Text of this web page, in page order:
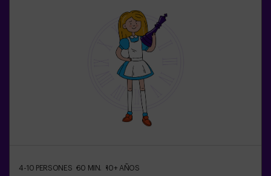
4-10 PERSONES 60 MIN. 10+ AÑOS